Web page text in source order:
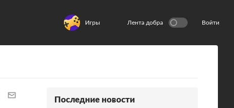
Игры Лента добра Войти
Последние новости